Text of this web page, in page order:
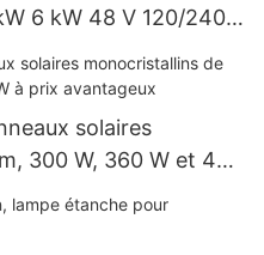
6 kW 48 V 120/240
hors réseau
solaires
300 W, 360 W et 400